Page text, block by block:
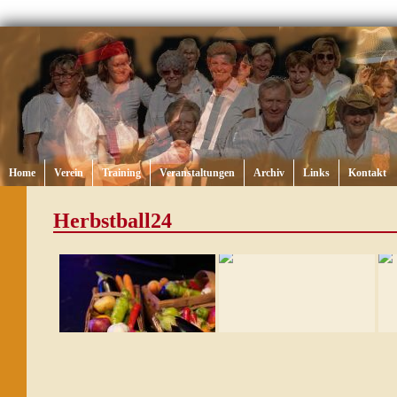
Home Verein Training Veranstaltungen Archiv Links Kontakt
Herbstball24